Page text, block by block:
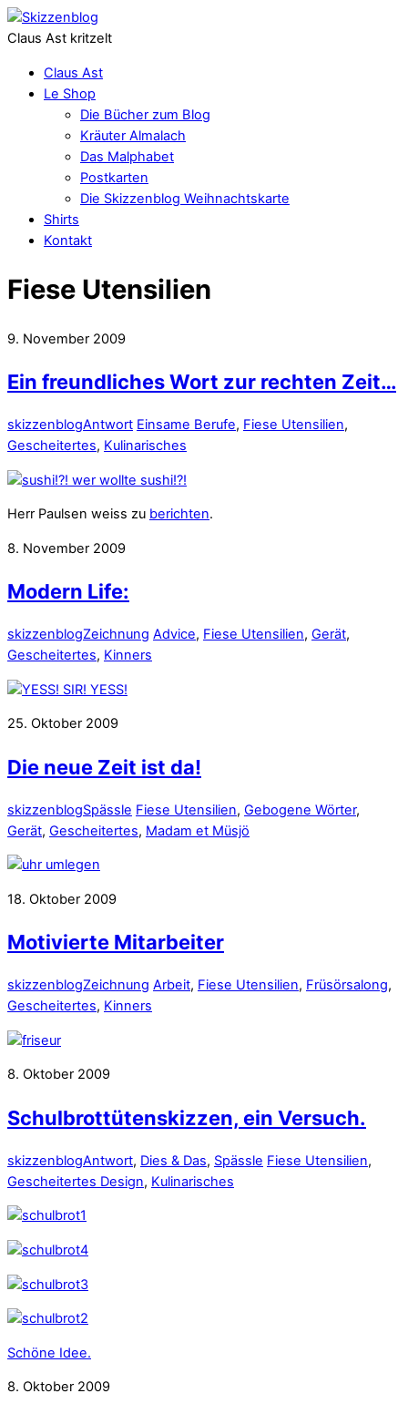
Claus Ast kritzelt
Claus Ast
Le Shop
Die Bücher zum Blog
Kräuter Almalach
Das Malphabet
Postkarten
Die Skizzenblog Weihnachtskarte
Shirts
Kontakt
Fiese Utensilien
9. November 2009
Ein freundliches Wort zur rechten Zeit…
skizzenblogAntwort Einsame Berufe, Fiese Utensilien,
Gescheitertes, Kulinarisches
Herr Paulsen weiss zu berichten.
8. November 2009
Modern Life:
skizzenblogZeichnung Advice, Fiese Utensilien, Gerät,
Gescheitertes, Kinners
25. Oktober 2009
Die neue Zeit ist da!
skizzenblogSpässle Fiese Utensilien, Gebogene Wörter,
Gerät, Gescheitertes, Madam et Müsjö
18. Oktober 2009
Motivierte Mitarbeiter
skizzenblogZeichnung Arbeit, Fiese Utensilien, Früsörsalong,
Gescheitertes, Kinners
8. Oktober 2009
Schulbrottütenskizzen, ein Versuch.
skizzenblogAntwort, Dies & Das, Spässle Fiese Utensilien,
Gescheitertes Design, Kulinarisches
Schöne Idee.
8. Oktober 2009